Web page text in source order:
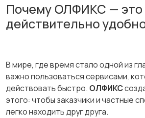
Почему ОЛФИКС — это
действительно
В мире, где время стало одной из
важно пользоваться сервисами,
действовать быстро. ОЛФИКС
этого: чтобы заказчики и частные
легко находить друг друга.